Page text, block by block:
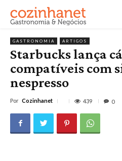
GASTRONOMIA ARTIGOS
Starbucks lança
compatíveis com
nespresso
Por Cozinhanet 439 0